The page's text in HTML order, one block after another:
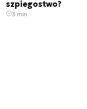
szpiegostwo?
3 min.